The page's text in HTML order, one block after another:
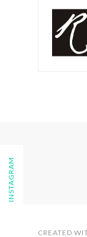
FOLLOW ON INSTAGRAM CREATED